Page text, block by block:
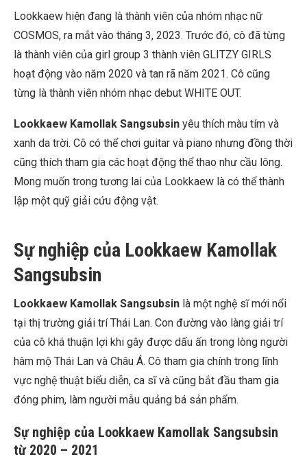
Lookkaew hiện đang là thành viên của nhóm nhạc nữ
COSMOS, ra mắt vào tháng 3, 2023. Trước đó, cô đã từng
là thành viên của girl group 3 thành viên GLITZY GIRLS
hoạt động vào năm 2020 và tan rã năm 2021. Cô cũng
từng là thành viên nhóm nhạc debut WHITE OUT.
Lookkaew Kamollak Sangsubsin yêu thích màu tím và
xanh da trời. Cô có thể chơi guitar và piano nhưng đồng thời
cũng thích tham gia các hoạt động thể thao như cầu lông.
Mong muốn trong tương lai của Lookkaew là có thể thành
lập một quỹ giải cứu động vật.
Sự nghiệp của Lookkaew Kamollak
Sangsubsin
Lookkaew Kamollak Sangsubsin là một nghệ sĩ mới nổi
tại thị trường giải trí Thái Lan. Con đường vào làng giải trí
của cô khá thuận lợi khi gây được dấu ấn trong lòng người
hâm mộ Thái Lan và Châu Á. Cô tham gia chính trong lĩnh
vực nghệ thuật biểu diễn, ca sĩ và cũng bắt đầu tham gia
đóng phim, làm người mẫu quảng bá sản phẩm.
Sự nghiệp của Lookkaew Kamollak Sangsubsin
từ 2020 – 2021